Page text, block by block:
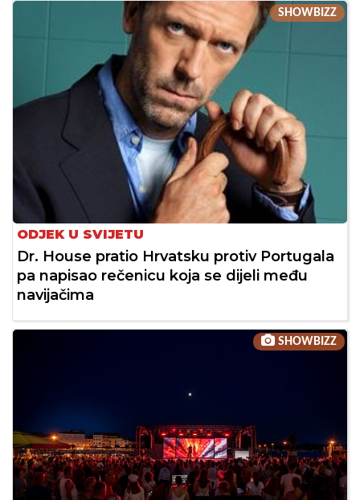
SHOWBIZZ
ODJEK U SVIJETU
Dr. House pratio Hrvatsku protiv Portugala
pa napisao rečenicu koja se dijeli među
navijačima
SHOWBIZZ